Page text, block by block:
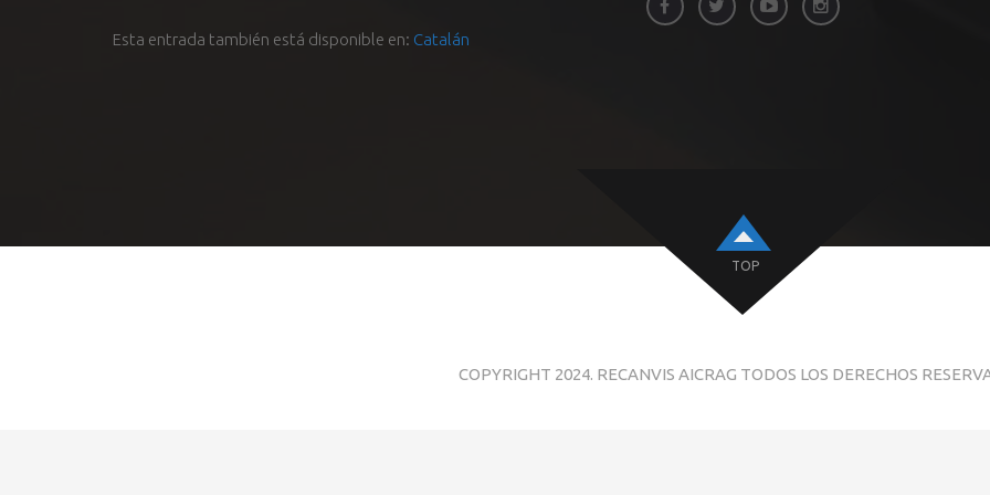
Esta entrada también está disponible en: Catalán
TOP
COPYRIGHT 2024. RECANVIS AICRAG TODOS LOS DERECHOS